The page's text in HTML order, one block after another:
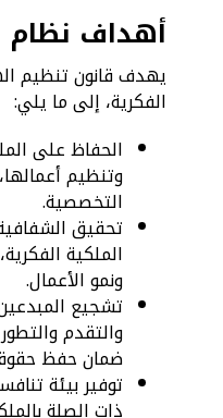
أهداف نظام
يهدف قانون تنظيم
الفكرية، إلى ما يلي:
الحفاظ على
وتنظيم
التخصصية.
تحقيق
الملكية
ونمو الأعمال.
تشجيع
والتقدم
ضمان حفظ
توفير بيئة
ذات الصلة